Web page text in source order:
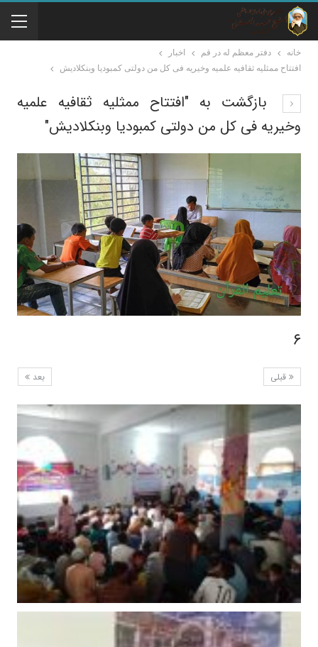
خانه دفتر معظم له در قم
اخبار
افتتاح ممثلیه ثقافیه علمیه وخیریه فی کل من دولتی کمبودیا وبنکلادیش
بازگشت به "افتتاح ممثلیه ثقافیه علمیه
وخیریه فی کل من دولتی کمبودیا وبنکلادیش"
۶
بعد قبلی